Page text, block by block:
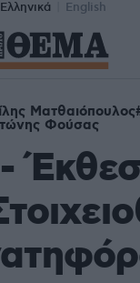
Ελληνικά English
Ματθαιόπουλος
Φούσας